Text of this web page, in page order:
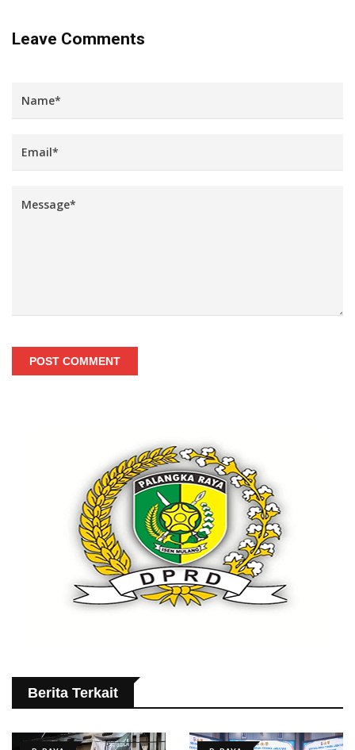
Leave Comments
POST COMMENT
Berita Terkait